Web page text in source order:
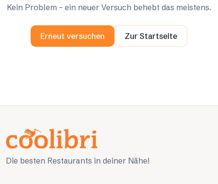
Kein Problem – ein neuer Versuch behebt das meistens.
Erneut versuchen Zur Startseite
Die besten Restaurants in deiner Nähe!